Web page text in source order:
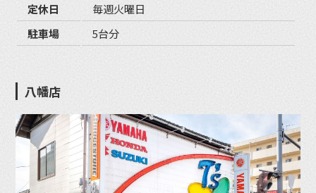
定休日
毎週火曜日
駐車場
5台分
八幡店